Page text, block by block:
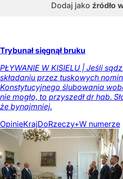
Dodaj jako źródło
Trybunał sięgnął bruku
PŁYWANIE W KISIELU | Jeśli
składaniu przez tuskowych
Konstytucyjnego ślubowania
nie mogło, to przyszedł dr hab.
że bynajmniej.
OpinieKrajDoRzeczy+W numerze